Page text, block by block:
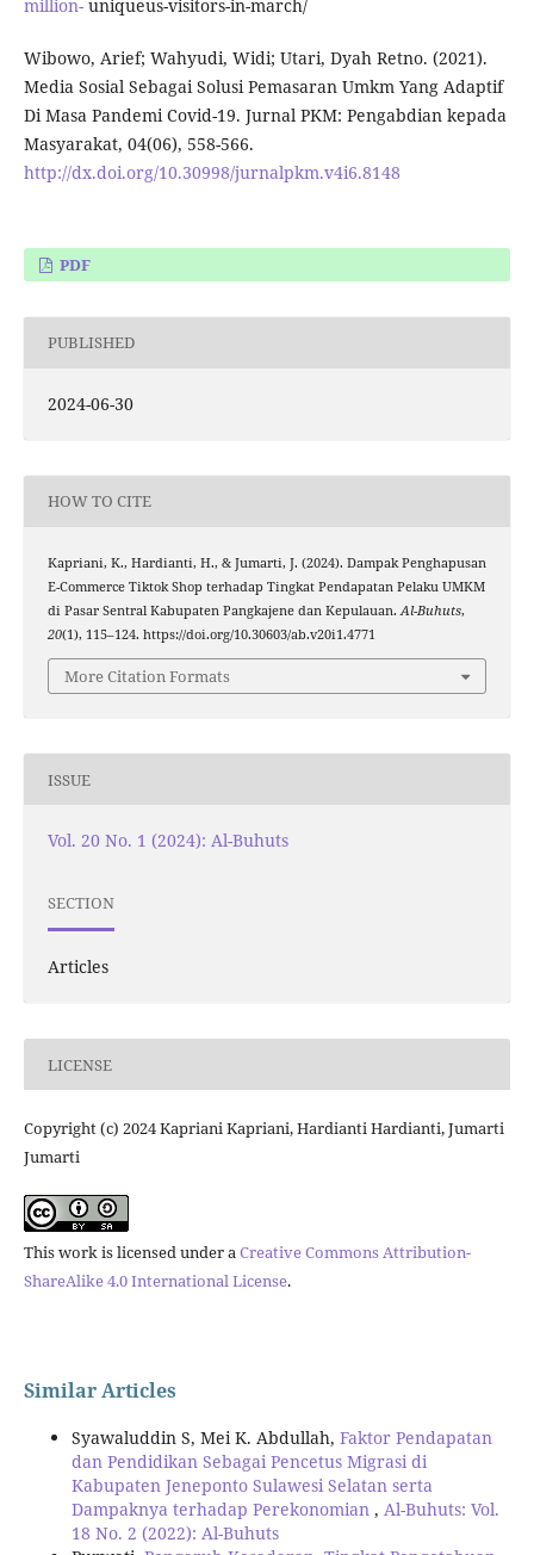
million-uniqueus-visitors-in-march/
Wibowo, Arief; Wahyudi, Widi; Utari, Dyah Retno. (2021).
Media Sosial Sebagai Solusi Pemasaran Umkm Yang Adaptif
Di Masa Pandemi Covid-19. Jurnal PKM: Pengabdian kepada
Masyarakat, 04(06), 558-566.
http://dx.doi.org/10.30998/jurnalpkm.v4i6.8148
PDF
PUBLISHED
2024-06-30
HOW TO CITE
Kapriani, K., Hardianti, H., & Jumarti, J. (2024). Dampak Penghapusan
E-Commerce Tiktok Shop terhadap Tingkat Pendapatan Pelaku UMKM
di Pasar Sentral Kabupaten Pangkajene dan Kepulauan. Al-Buhuts,
20(1), 115–124. https://doi.org/10.30603/ab.v20i1.4771
More Citation Formats
ISSUE
Vol. 20 No. 1 (2024): Al-Buhuts
SECTION
Articles
LICENSE
Copyright (c) 2024 Kapriani Kapriani, Hardianti Hardianti, Jumarti
Jumarti
This work is licensed under aCreative Commons Attribution-
ShareAlike 4.0 International License.
Similar Articles
Syawaluddin S, Mei K. Abdullah, Faktor Pendapatan
dan Pendidikan Sebagai Pencetus Migrasi di
Kabupaten Jeneponto Sulawesi Selatan serta
Dampaknya terhadap Perekonomian , Al-Buhuts: Vol.
18 No. 2 (2022): Al-Buhuts